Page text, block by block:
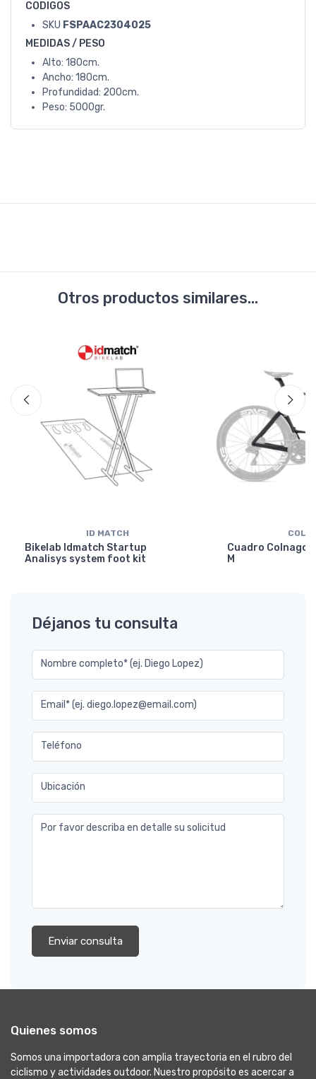
CODIGOS
SKU FSPAAC2304025
MEDIDAS / PESO
Alto: 180cm.
Ancho: 180cm.
Profundidad: 200cm.
Peso: 5000gr.
Otros productos similares...
ID MATCH
Bikelab Idmatch Startup
Analisys system foot kit
Cuadro Colnago
M
Déjanos tu consulta
Nombre completo* (ej. Diego Lopez)
Email* (ej. diego.lopez@email.com)
Teléfono
Ubicación
Por favor describa en detalle su solicitud
Enviar consulta
Quienes somos
Somos una importadora con amplia trayectoria en el rubro del
ciclismo y actividades outdoor. Nuestro propósito es acercar a